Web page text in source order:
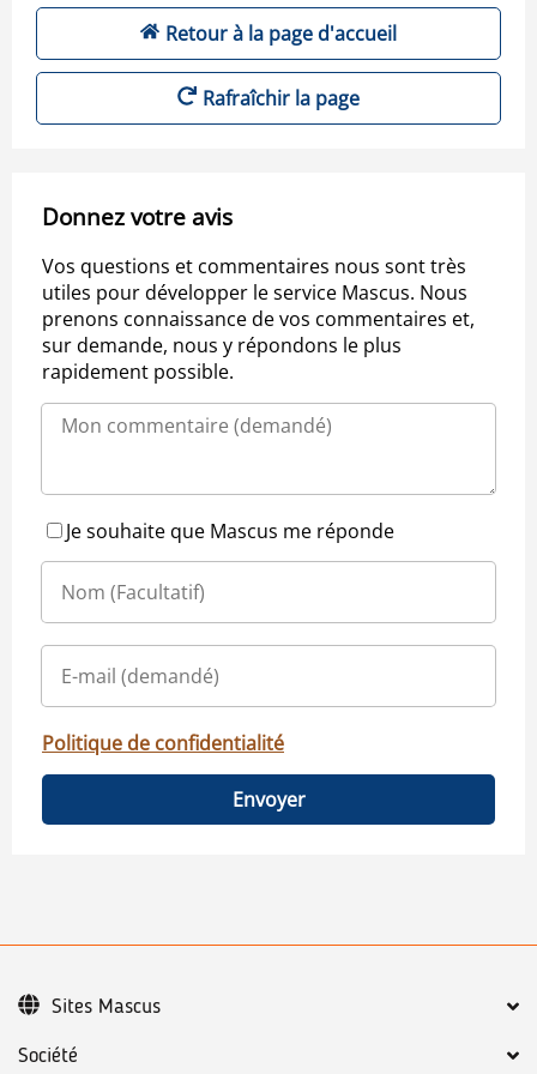
Retour à la page d'accueil
Rafraîchir la page
Donnez votre avis
Vos questions et commentaires nous sont très
utiles pour développer le service Mascus. Nous
prenons connaissance de vos commentaires et,
sur demande, nous y répondons le plus
rapidement possible.
Je souhaite que Mascus me réponde
Politique de confidentialité
Envoyer
Société
Sites Mascus